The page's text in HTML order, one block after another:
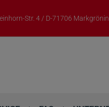
Str. 4 / D-71706